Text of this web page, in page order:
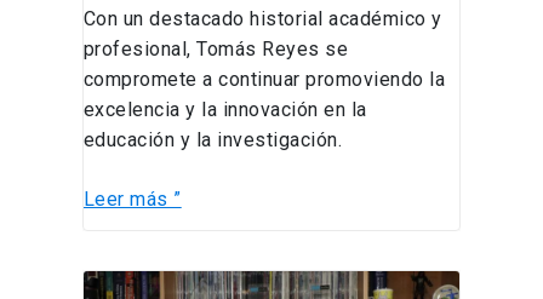
Con un destacado historial académico y
profesional, Tomás Reyes se
compromete a continuar promoviendo la
excelencia y la innovación en la
educación y la investigación.
Leer más ”
Rodrigo